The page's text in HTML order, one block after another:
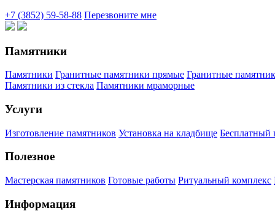
+7 (3852) 59-58-88 Перезвоните мне
Памятники
Памятники Гранитные памятники прямые Гранитные
Памятники из стекла Памятники мраморные
Услуги
Изготовление памятников Установка на кладбище Бесплатный
Полезное
Мастерская памятников Готовые работы Ритуальный комплекс
Информация